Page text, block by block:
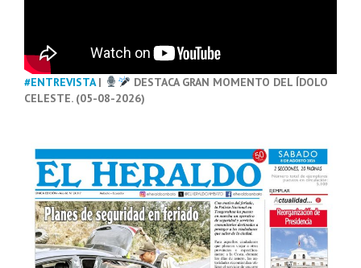
#ENTREVISTA|
DESTACA GRAN MOMENTO DEL ÍDOLO
CELESTE. (05-08-2026)